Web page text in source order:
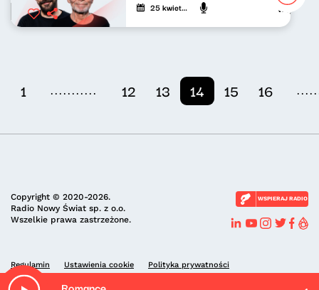
25 kwietnia 2023 Wojciech
1 ........... 12 13 14 15 16
Copyright © 2020-2026.
Radio Nowy Świat sp. z o.o.
Wszelkie prawa zastrzeżone.
WSPIERAJ RADIO
Regulamin Ustawienia cookie Polityka prywatności